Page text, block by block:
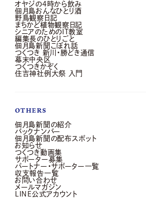
オヤジの4時から飲み
佃月島おんなひとり酒
野鳥観察日記
まちかど植物観察日記
シニアのためのIT教室
編集長のひとりごと
佃月島新聞こぼれ話
つくつき 新川・勝どき通信
幕末中央区
つくつきかぞく
住吉神社例大祭 入門
OTHERS
佃月島新聞の紹介
バックナンバー
佃月島新聞の配布スポット
お知らせ
つくつき動画集
サポーター募集
パートナー・サポーター一覧
収支報告一覧
お問い合わせ
メールマガジン
LINE公式アカウント